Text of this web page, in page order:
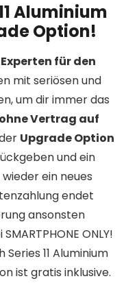
Aluminium
Option!
Experten für den
mit seriösen und
um dir immer das
Vertrag auf
Upgrade Option
und ein
ein neues
endet
ansonsten
ONLY!
11 Aluminium
ist gratis inklusive.